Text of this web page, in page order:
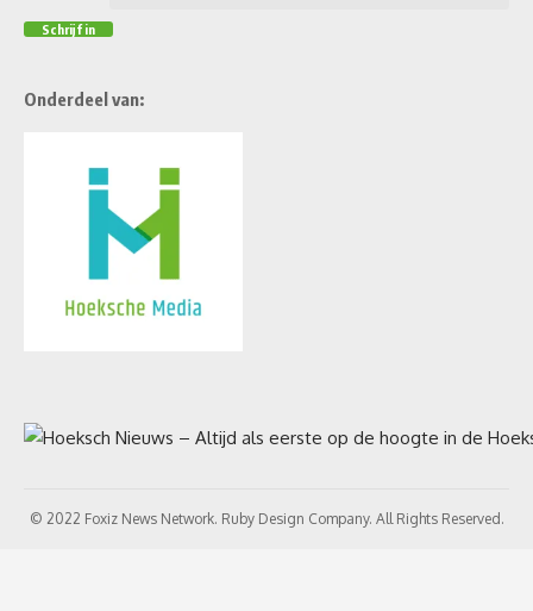
Onderdeel van:
© 2022 Foxiz News Network. Ruby Design Company. All Rights Reserved.